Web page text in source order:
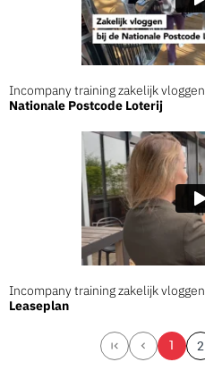
Incompany training zakelijk vloggen
Nationale Postcode Loterij
Incompany training zakelijk vloggen
Leaseplan
1 2